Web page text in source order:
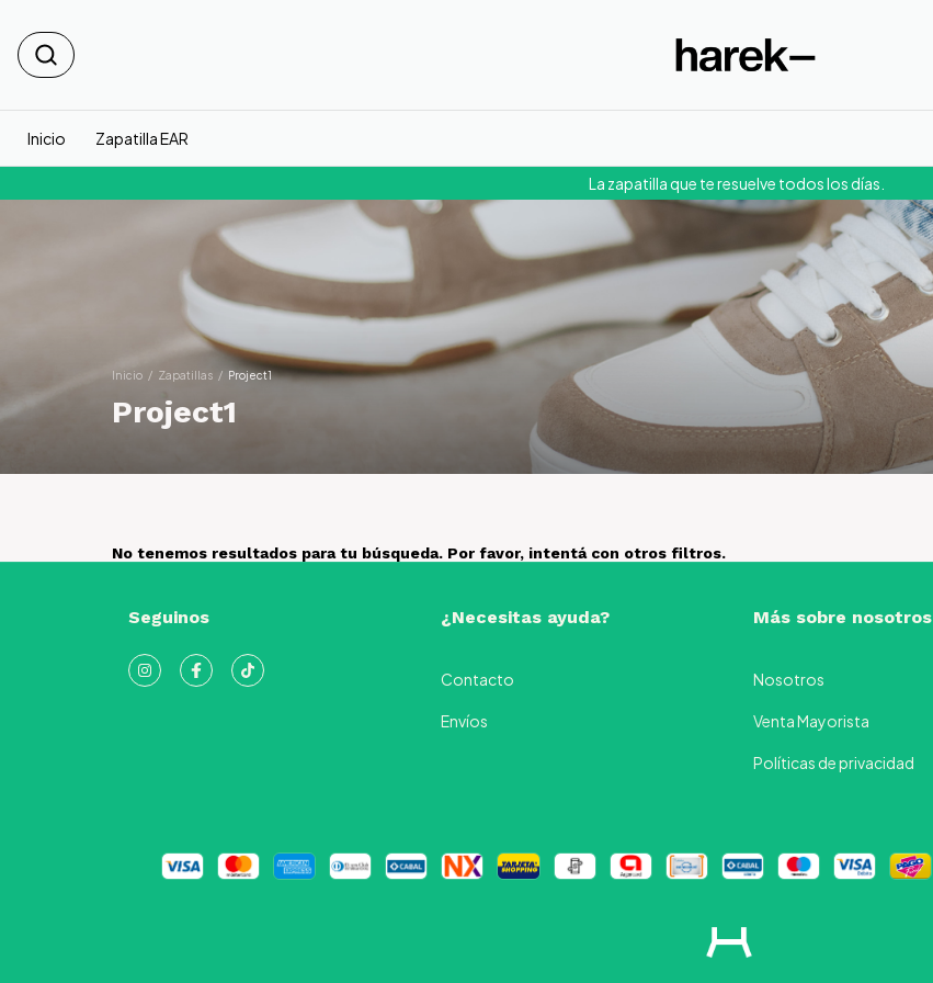
La zapatilla que te resuelve todos los días.
Inicio Zapatilla EAR
Inicio / Zapatillas / Project1
Project1
No tenemos resultados para tu búsqueda. Por favor, intentá con otros filtros.
Seguinos ¿Necesitas ayuda?
Contacto
Envíos
Más sobre nosotros
Nosotros
Venta Mayorista
Políticas de privacidad